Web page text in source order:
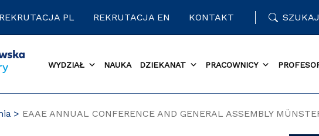
PL REKRUTACJA EN KONTAKT SZUKAJ
WYDZIAŁ NAUKA DZIEKANAT PRACOWNICY
EAAE ANNUAL CONFERENCE AND GENERAL ASSEMBLY